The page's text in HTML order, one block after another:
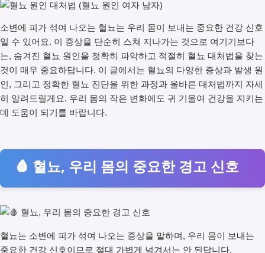
소변에 피가 섞여 나오는 혈뇨는 우리 몸이 보내는 중요한 건강 신호
일 수 있어요. 이 증상을 단순히 스쳐 지나가는 것으로 여기기보다
는, 숨겨진 혈뇨 원인을 정확히 파악하고 적절히 혈뇨 대처법을 찾는
것이 매우 중요하답니다. 이 글에서는 혈뇨의 다양한 증상과 발생 원
인, 그리고 정확한 혈뇨 진단을 위한 과정과 올바른 대처법까지 자세
히 알려드릴게요. 우리 몸의 작은 변화에도 귀 기울여 건강을 지키는
데 도움이 되기를 바랍니다.
🩸 혈뇨, 우리 몸의 중요한 경고 신호
혈뇨는 소변에 피가 섞여 나오는 증상을 말하며, 우리 몸이 보내는
중요한 건강 신호이므로 절대 가볍게 넘겨서는 안 된답니다.